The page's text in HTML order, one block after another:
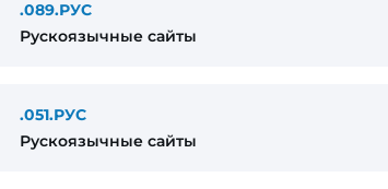
.089.РУС
Рускоязычные сайты
.051.РУС
Рускоязычные сайты